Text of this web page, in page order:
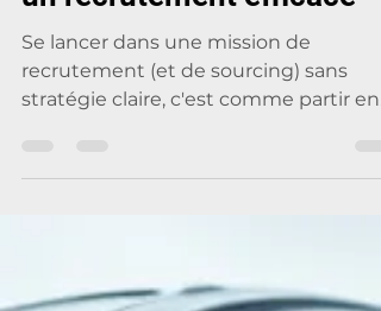
Se lancer dans une mission de
recrutement (et de sourcing) sans
les recruteurs qui se précipitent dans
de temps et passe à côté de viviers de